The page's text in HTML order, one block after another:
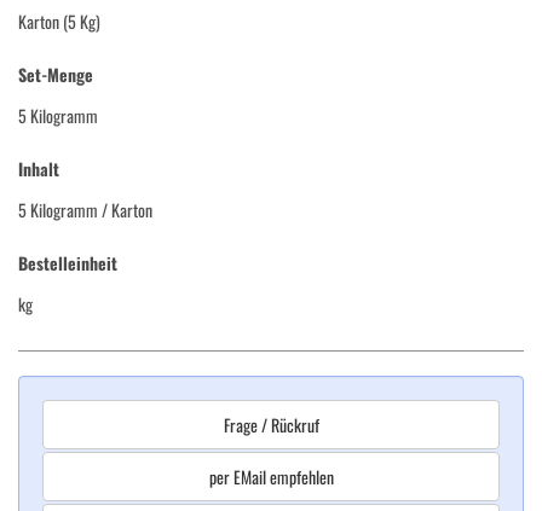
Karton (5 Kg)
Set-Menge
5 Kilogramm
Inhalt
5 Kilogramm/ Karton
Bestelleinheit
kg
Frage / Rückruf
per EMail empfehlen